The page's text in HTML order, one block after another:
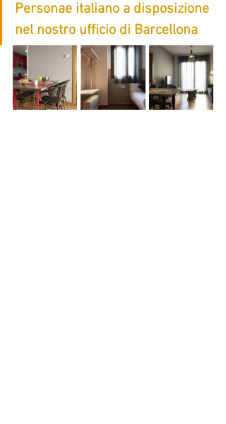
Personae italiano a disposizione
nel nostro ufficio di Barcellona